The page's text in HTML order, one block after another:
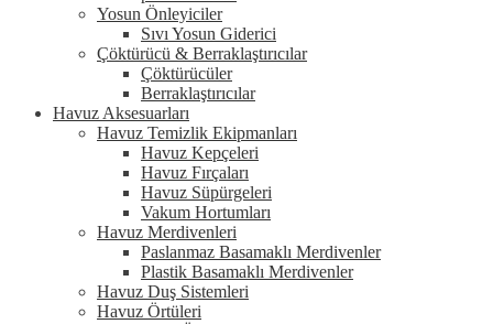
Yosun Önleyiciler
Sıvı Yosun Giderici
Çöktürücü & Berraklaştırıcılar
Çöktürücüler
Berraklaştırıcılar
Havuz Aksesuarları
Havuz Temizlik Ekipmanları
Havuz Kepçeleri
Havuz Fırçaları
Havuz Süpürgeleri
Vakum Hortumları
Havuz Merdivenleri
Paslanmaz Basamaklı Merdivenler
Plastik Basamaklı Merdivenler
Havuz Duş Sistemleri
Havuz Örtüleri